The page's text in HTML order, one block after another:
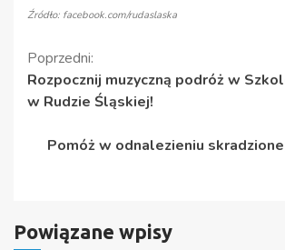
Źródło: facebook.com/rudaslaska
Kontynuuj
czytanie
Poprzedni:
Rozpocznij muzyczną podróż w
w Rudzie Śląskiej!
Pomóż w odnalezieniu
Powiązane wpisy